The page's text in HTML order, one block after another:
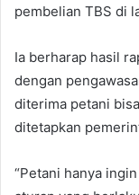
pembelian TBS di
Ia berharap hasil
dengan
diterima petani
ditetapkan
“Petani hanya